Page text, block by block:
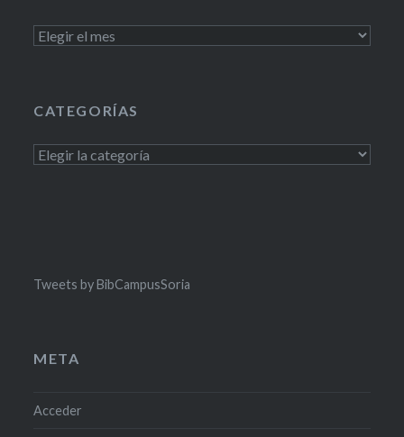
Archivos
CATEGORÍAS
Categorías
Tweets by BibCampusSoria
META
Acceder